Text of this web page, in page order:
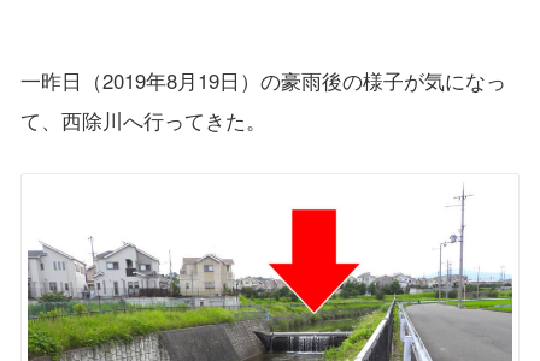
一昨日（2019年8月19日）の豪雨後の様子が気になっ
て、西除川へ行ってきた。